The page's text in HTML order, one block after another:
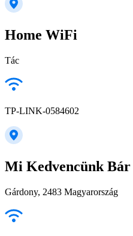
Home WiFi
Tác
TP-LINK-0584602
Mi Kedvencünk Bár
Gárdony, 2483 Magyarország